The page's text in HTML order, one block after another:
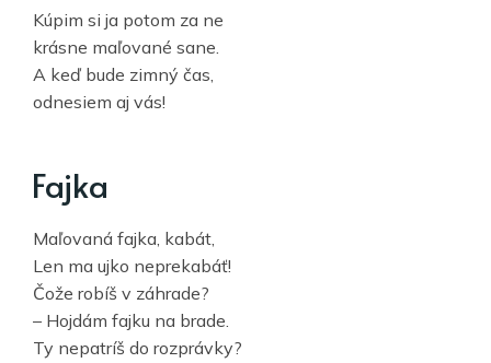
Kúpim si ja potom za ne
krásne maľované sane.
A keď bude zimný čas,
odnesiem aj vás!
Fajka
Maľovaná fajka, kabát,
Len ma ujko neprekabáť!
Čože robíš v záhrade?
– Hojdám fajku na brade.
Ty nepatríš do rozprávky?